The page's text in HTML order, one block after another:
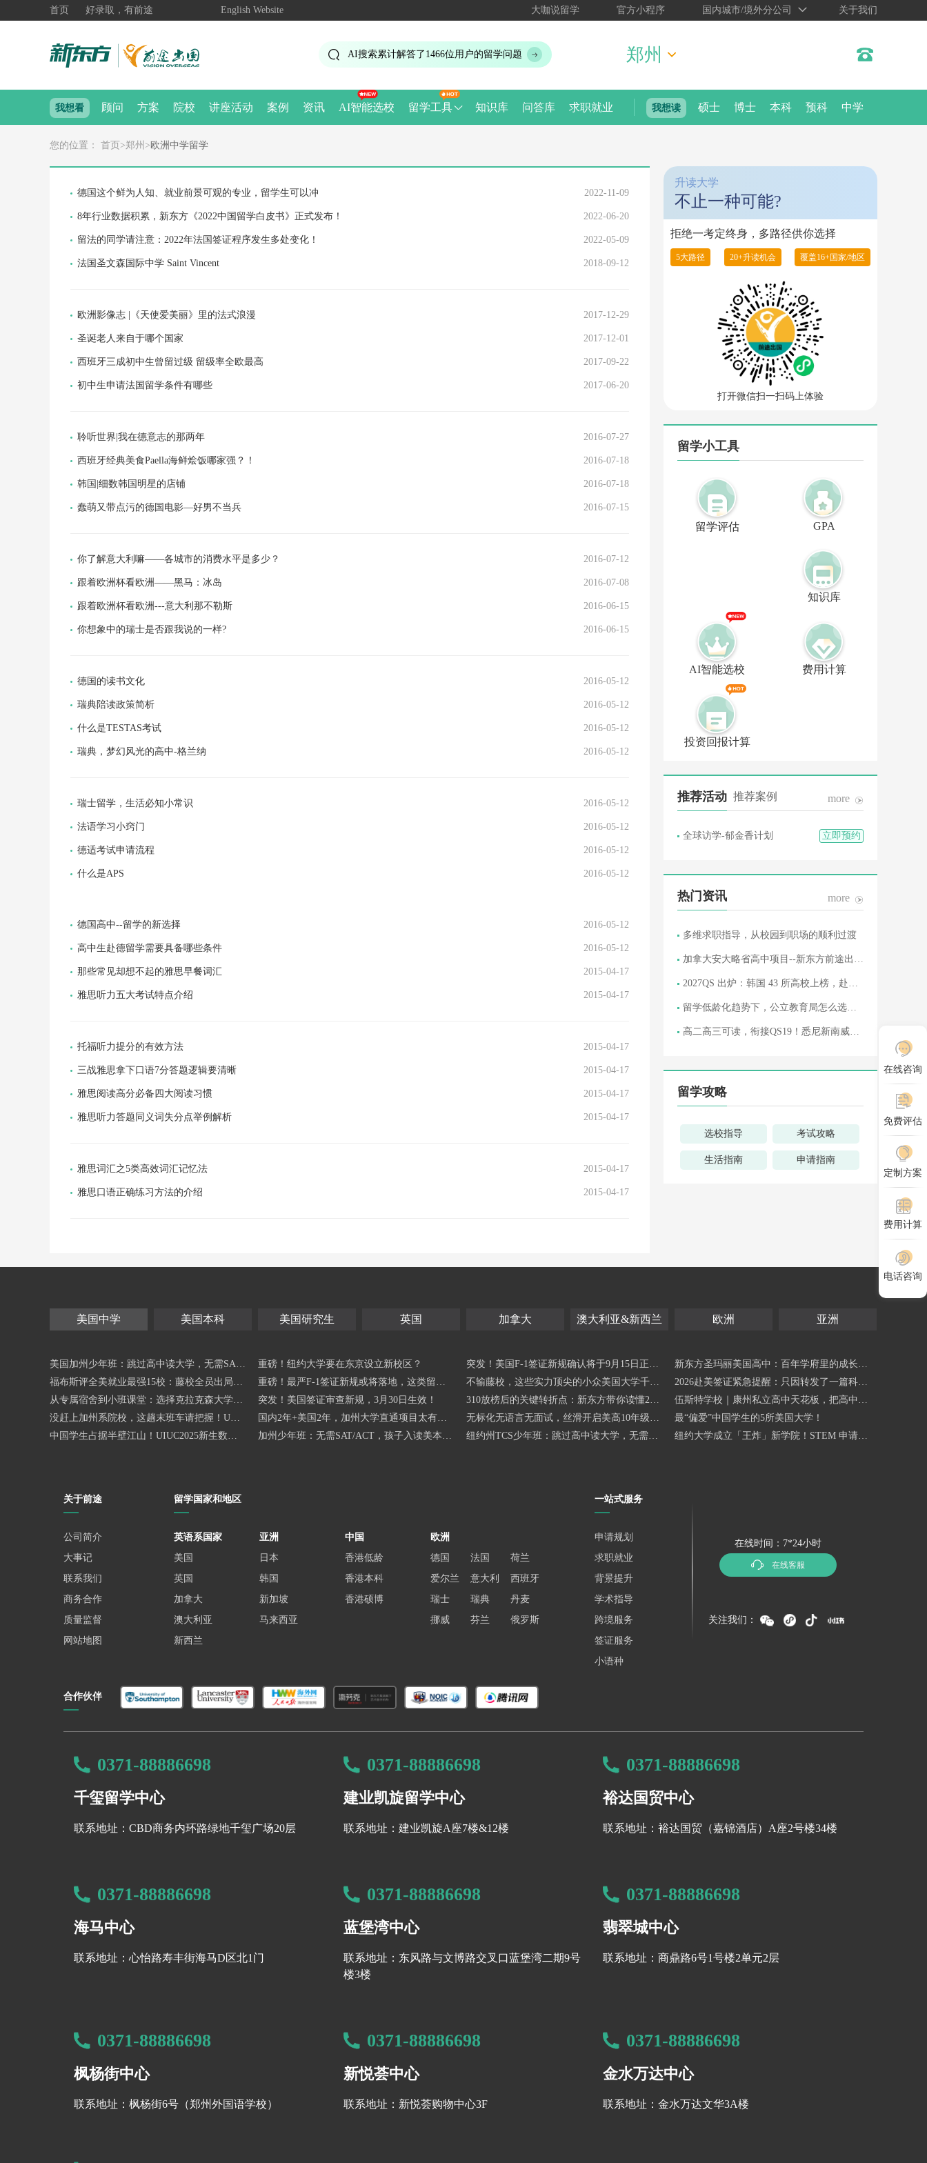
首页 好录取，有前途 English Website 大咖说留学 官方小程序 国内城市/境外分公司 关于我们
AI搜索累计解答了 1466位用户的留学问题 郑州
我想看 顾问 方案 院校 讲座活动 案例 资讯 AI智能选校 留学工具 知识库 问答库 求职就业 我想读 硕士 博士 本科 预科 中学
您的位置： 首页 >郑州 > 欧洲中学留学
德国这个鲜为人知、就业前景可观的专业，留学生可以冲 2022-11-09
8年行业数据积累，新东方《2022中国留学白皮书》正式发布！ 2022-06-20
留法的同学请注意：2022年法国签证程序发生多处变化！ 2022-05-09
法国圣文森国际中学 Saint Vincent 2018-09-12
欧洲影像志 |《天使爱美丽》里的法式浪漫 2017-12-29
圣诞老人来自于哪个国家 2017-12-01
西班牙三成初中生曾留过级 留级率全欧最高 2017-09-22
初中生申请法国留学条件有哪些 2017-06-20
聆听世界|我在德意志的那两年 2016-07-27
西班牙经典美食Paella海鲜烩饭哪家强？！ 2016-07-18
韩国|细数韩国明星的店铺 2016-07-18
蠢萌又带点污的德国电影—好男不当兵 2016-07-15
你了解意大利嘛——各城市的消费水平是多少？ 2016-07-12
跟着欧洲杯看欧洲——黑马：冰岛 2016-07-08
跟着欧洲杯看欧洲---意大利那不勒斯 2016-06-15
你想象中的瑞士是否跟我说的一样? 2016-06-15
德国的读书文化 2016-05-12
瑞典陪读政策简析 2016-05-12
什么是TESTAS考试 2016-05-12
瑞典，梦幻风光的高中-格兰纳 2016-05-12
瑞士留学，生活必知小常识 2016-05-12
法语学习小窍门 2016-05-12
德适考试申请流程 2016-05-12
什么是APS 2016-05-12
德国高中--留学的新选择 2016-05-12
高中生赴德留学需要具备哪些条件 2016-05-12
那些常见却想不起的雅思早餐词汇 2015-04-17
雅思听力五大考试特点介绍 2015-04-17
托福听力提分的有效方法 2015-04-17
三战雅思拿下口语7分答题逻辑要清晰 2015-04-17
雅思阅读高分必备四大阅读习惯 2015-04-17
雅思听力答题同义词失分点举例解析 2015-04-17
雅思词汇之5类高效词汇记忆法 2015-04-17
雅思口语正确练习方法的介绍 2015-04-17
升读大学
不止一种可能?
拒绝一考定终身，多路径供你选择
5大路径 20+升读机会 覆盖16+国家/地区
打开微信扫一扫码上体验
留学小工具
留学评估 GPA
知识库
AI智能选校 费用计算
投资回报计算
推荐活动 推荐案例 more
全球访学-郁金香计划 立即预约
热门资讯 more
多维求职指导，从校园到职场的顺利过渡
加拿大安大略省高中项目--新东方前途出国
2027QS 出炉：韩国 43 所高校上榜，赴韩
留学低龄化趋势下，公立教育局怎么选？
高二高三可读，衔接QS19！悉尼新南威尔
留学攻略
选校指导 考试攻略
生活指南 申请指南
美国中学 美国本科 美国研究生 英国 加拿大 澳大利亚&新西兰 欧洲 亚洲
美国加州少年班：跳过高中读大学，无需SAT/
ACT
重磅！纽约大学要在东京设立新校区？
突发！美国F-1签证新规确认将于9月15日正式
生效！D/S制度正式废除！
新东方圣玛丽美国高中：百年学府里的成长守
护
福布斯评全美就业最强15校：藤校全员出局？
这所CS神校赢麻了！
重磅！最严F-1签证新规或将落地，这类留学
生最受影响！
不输藤校，这些实力顶尖的小众美国大学千万
不要错过！
2026赴美签证紧急提醒：只因转发了一篇科普
文章，CMU的机器人专业offer没了...
从专属宿舍到小班课堂：选择克拉克森大学少
年班的6个理由
突发！美国签证审查新规，3月30日生效！
310放榜后的关键转折点：新东方带你读懂202
6美高申请新变化，补录阶段如何把握机会？
伍斯特学校｜康州私立高中天花板，把高中生
活变得闪闪发光！
没赶上加州系院校，这趟末班车请把握！UCS
B PCP项目为你锁定加州名校
国内2年+美国2年，加州大学直通项目太有性
价比了！
无标化无语言无面试，丝滑开启美高10年级学
习！中产娃“超车路径”曝光！
最“偏爱”中国学生的5所美国大学！
中国学生占据半壁江山！UIUC2025新生数据
加州少年班：无需SAT/ACT，孩子入读美本T
纽约州TCS少年班：跳过高中读大学，无需SA
纽约大学成立「王炸」新学院！STEM 申请党
在线咨询
免费评估
定制方案
费用计算
电话咨询
关于前途
公司简介
大事记
联系我们
商务合作
质量监督
网站地图
留学国家和地区
英语系国家
美国
英国
加拿大
澳大利亚
新西兰
亚洲
日本
韩国
新加坡
马来西亚
中国
香港低龄
香港本科
香港硕博
欧洲
德国
法国
荷兰
爱尔兰
意大利
西班牙
瑞士
瑞典
丹麦
挪威
芬兰 俄罗斯
一站式服务
申请规划
求职就业
背景提升
学术指导
跨境服务
签证服务
小语种
在线时间：7*24小时
在线客服
关注我们：
合作伙伴
0371-88886698
千玺留学中心
联系地址：CBD商务内环路绿地千玺广场20层
0371-88886698
建业凯旋留学中心
联系地址：建业凯旋A座7楼&12楼
0371-88886698
裕达国贸中心
联系地址：裕达国贸（嘉锦酒店）A座2号楼34楼
0371-88886698
海马中心
联系地址：心怡路寿丰街海马D区北1门
0371-88886698
蓝堡湾中心
联系地址：东风路与文博路交叉口蓝堡湾二期9号
楼3楼
0371-88886698
翡翠城中心
联系地址：商鼎路6号1号楼2单元2层
0371-88886698
枫杨街中心
联系地址：枫杨街6号（郑州外国语学校）
0371-88886698
新悦荟中心
联系地址：新悦荟购物中心3F
0371-88886698
金水万达中心
联系地址：金水万达文华3A楼